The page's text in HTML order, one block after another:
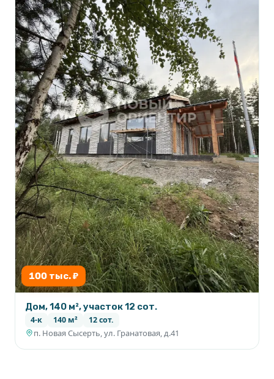
100 тыс. ₽
Дом, 140 м², участок 12 сот.
4-к 140 м² 12 сот.
п. Новая Сысерть, ул. Гранатовая, д.41